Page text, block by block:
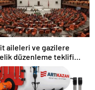
aileleri ve gazilere
düzenleme teklifi
kabul edildi